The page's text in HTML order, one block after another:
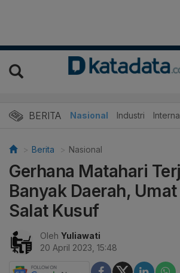
BERITA Nasional Industri
Berita Nasional
Gerhana Matahari
Banyak Daerah,
Salat Kusuf
Oleh Yuliawati
20 April 2023, 15:48